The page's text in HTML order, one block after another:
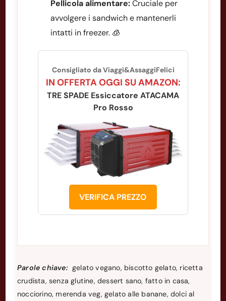
Pellicola alimentare:Cruciale per
avvolgere i sandwich e mantenerli
intatti in freezer. 🧊
Consigliato da Viaggi&AssaggiFelici
IN OFFERTA OGGI SU AMAZON:
TRE SPADE Essiccatore ATACAMA
Pro Rosso
VERIFICA PREZZO
Parole chiave: gelato vegano, biscotto gelato, ricetta
crudista, senza glutine, dessert sano, fatto in casa,
nocciorino, merenda veg, gelato alle banane, dolci al